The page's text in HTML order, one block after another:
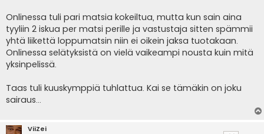
Onlinessa tuli pari matsia kokeiltua, mutta kun sain aina
tyyliin 2 iskua per matsi perille ja vastustaja sitten spämmii
yhtä liikettä loppumatsin niin ei oikein jaksa tuotakaan.
Onlinessa selätyksistä on vielä vaikeampi nousta kuin mitä
yksinpelissä.
Taas tuli kuuskymppiä tuhlattua. Kai se tämäkin on joku
sairaus...
ViiZei